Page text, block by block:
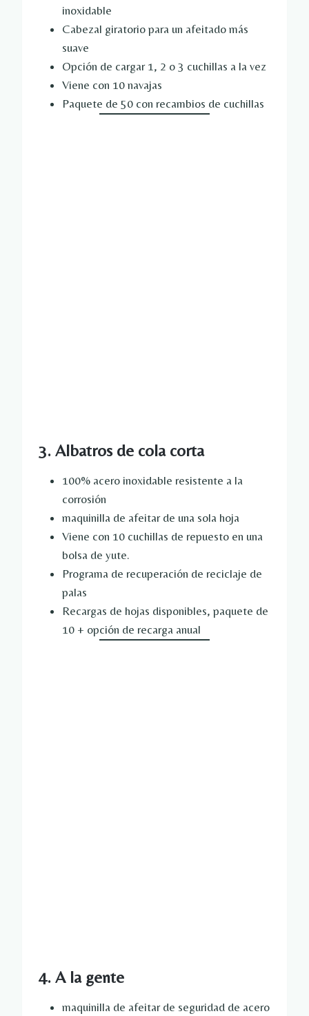
inoxidable
Cabezal giratorio para un afeitado más
suave
Opción de cargar 1, 2 o 3 cuchillas a la vez
Viene con 10 navajas
Paquete de 50 con recambios de cuchillas
3. Albatros de cola corta
100% acero inoxidable resistente a la
corrosión
maquinilla de afeitar de una sola hoja
Viene con 10 cuchillas de repuesto en una
bolsa de yute.
Programa de recuperación de reciclaje de
palas
Recargas de hojas disponibles, paquete de
10 + opción de recarga anual
4. A la gente
maquinilla de afeitar de seguridad de acero